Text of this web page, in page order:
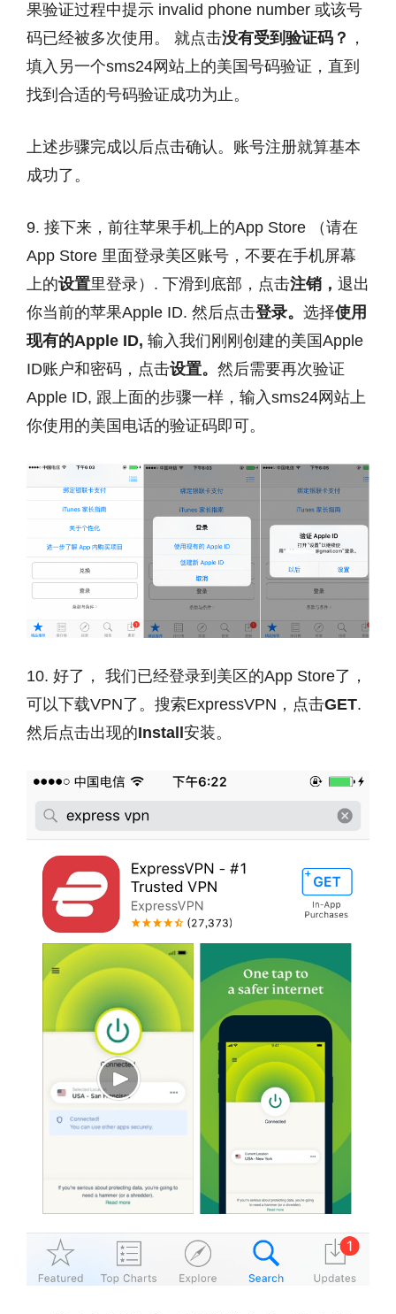
果验证过程中提示 invalid phone number 或该号
码已经被多次使用。 就点击没有受到验证码？ ，
填入另一个sms24网站上的美国号码验证，直到
找到合适的号码验证成功为止。
上述步骤完成以后点击确认。账号注册就算基本
成功了。
9. 接下来，前往苹果手机上的App Store （请在
App Store 里面登录美区账号，不要在手机屏幕
上的设置里登录）. 下滑到底部，点击注销， 退出
你当前的苹果Apple ID. 然后点击登录。 选择使用
现有的Apple ID, 输入我们刚刚创建的美国Apple
ID账户和密码，点击设置。 然后需要再次验证
Apple ID, 跟上面的步骤一样，输入sms24网站上
你使用的美国电话的验证码即可。
10. 好了， 我们已经登录到美区的App Store了，
可以下载VPN了。搜索ExpressVPN，点击GET.
然后点击出现的Install 安装。